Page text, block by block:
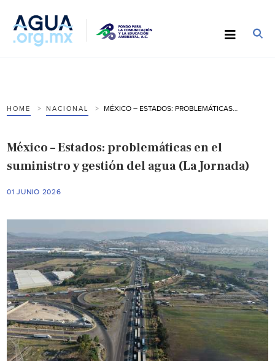
HOME NACIONAL
México – Estados: problemáticas en el
suministro y gestión del agua (La Jornada)
01 JUNIO 2026